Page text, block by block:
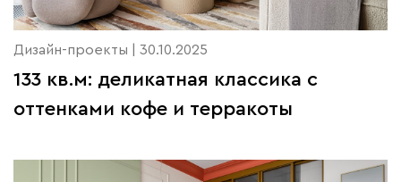
Дизайн-проекты | 30.10.2025
133 кв.м: деликатная классика с
оттенками кофе и терракоты